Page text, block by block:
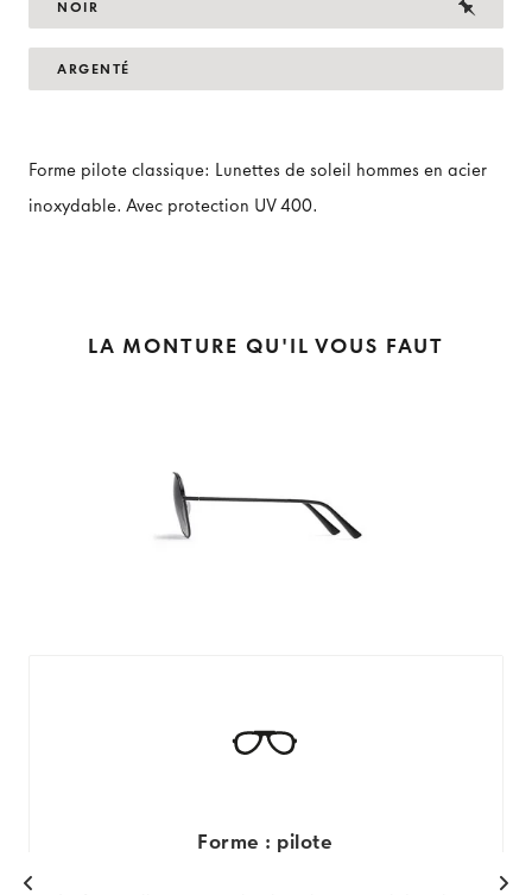
NOIR
ARGENTÉ
Forme pilote classique: Lunettes de soleil hommes en acier
inoxydable. Avec protection UV 400.
LA MONTURE QU'IL VOUS FAUT
Forme : pilote